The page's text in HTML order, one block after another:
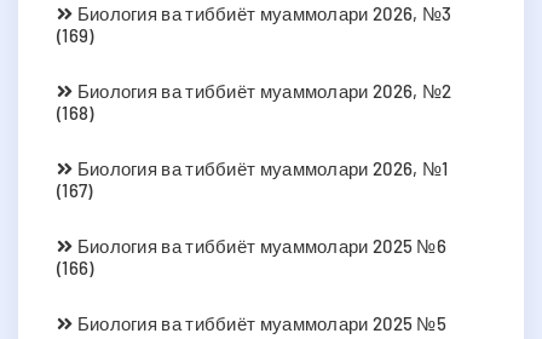
Биология ва тиббиёт муаммолари 2026, №3
(169)
Биология ва тиббиёт муаммолари 2026, №2
(168)
Биология ва тиббиёт муаммолари 2026, №1
(167)
Биология ва тиббиёт муаммолари 2025 №6
(166)
Биология ва тиббиёт муаммолари 2025 №5